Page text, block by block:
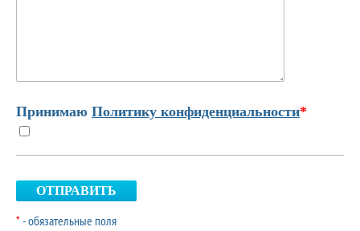
Принимаю Политику конфиденциальности*
ОТПРАВИТЬ
*- обязательные поля